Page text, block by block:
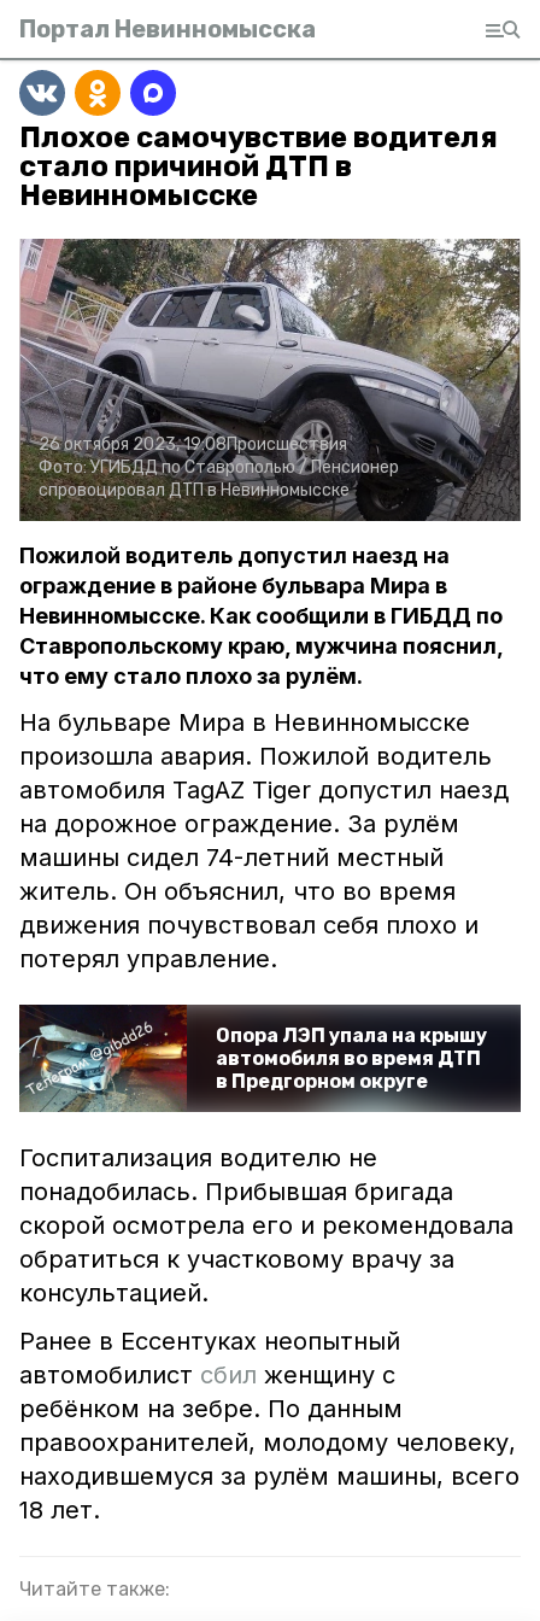
Портал Невинномысска
Плохое самочувствие водителя
стало причиной ДТП в
Невинномысске
26 октября 2023, 19:08Происшествия
Фото:УГИБДД по Ставрополью /Пенсионер
спровоцировал ДТП в Невинномысске
Пожилой водитель допустил наезд на
ограждение в районе бульвара Мира в
Невинномысске. Как сообщили в ГИБДД по
Ставропольскому краю, мужчина пояснил,
что ему стало плохо за рулём.
На бульваре Мира в Невинномысске
произошла авария. Пожилой водитель
автомобиля TagAZ Tiger допустил наезд
на дорожное ограждение. За рулём
машины сидел 74-летний местный
житель. Он объяснил, что во время
движения почувствовал себя плохо и
потерял управление.
Опора ЛЭП упала на крышу
автомобиля во время ДТП
в Предгорном округе
Госпитализация водителю не
понадобилась. Прибывшая бригада
скорой осмотрела его и рекомендовала
обратиться к участковому врачу за
консультацией.
Ранее в Ессентуках неопытный
автомобилист сбил женщину с
ребёнком на зебре. По данным
правоохранителей, молодому человеку,
находившемуся за рулём машины, всего
18 лет.
Читайте также: